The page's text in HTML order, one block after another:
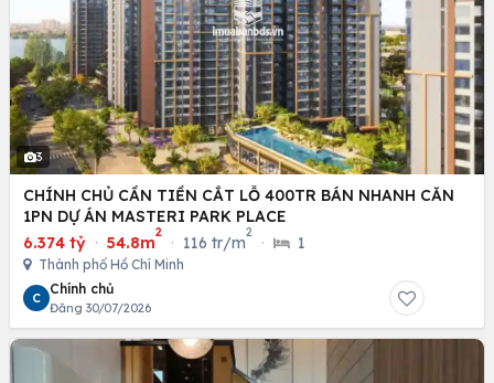
3
CHÍNH CHỦ CẦN TIỀN CẮT LỖ 400TR BÁN NHANH CĂN
1PN DỰ ÁN MASTERI PARK PLACE
6.374 tỷ · 54.8m
2
· 116 tr/m
2
· 1
Thành phố Hồ Chí Minh
C
Chính chủ
Đăng 30/07/2026